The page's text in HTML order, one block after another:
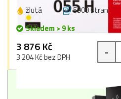
žlutá 5900 stran
Skladem > 9 ks
3 876 Kč
3 204 Kč bez DPH -